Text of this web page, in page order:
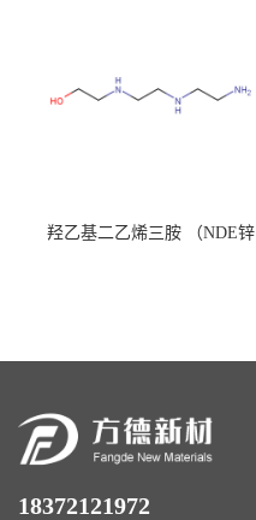
羟乙基二乙烯三胺 （NDE锌
18372121972